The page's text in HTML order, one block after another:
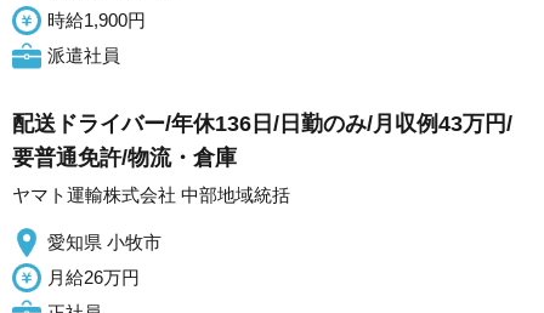
時給1,900円
派遣社員
配送ドライバー/年休136日/日勤のみ/月収例43万円/
要普通免許/物流・倉庫
ヤマト運輸株式会社 中部地域統括
愛知県 小牧市
月給26万円